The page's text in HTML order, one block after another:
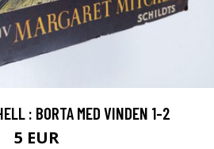
: BORTA MED VINDEN 1-2
5 EUR